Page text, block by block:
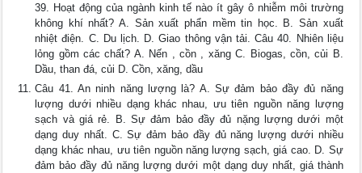
39. Hoạt động của ngành kinh tế nào ít gây ô nhiễm môi trường
không khí nhất? A. Sản xuất phẩn mềm tin học. B. Sản xuất
nhiệt điện. C. Du lịch. D. Giao thông vận tải. Câu 40. Nhiên liệu
lỏng gồm các chất? A. Nến , cồn , xăng C. Biogas, cồn, củi B.
Dầu, than đá, củi D. Cồn, xăng, dầu
Câu 41. An ninh năng lượng là? A. Sự đảm bảo đầy đủ năng
lượng dưới nhiều dạng khác nhau, ưu tiên nguồn năng lượng
sạch và giá rẻ. B. Sự đảm bảo đầy đủ nặng lượng dưới một
dạng duy nhất. C. Sự đảm bảo đầy đủ năng lượng dưới nhiều
dạng khác nhau, ưu tiên nguồn năng lượng sạch, giá cao. D. Sự
đảm bảo đầy đủ năng lượng dưới một dạng duy nhất, giá thành